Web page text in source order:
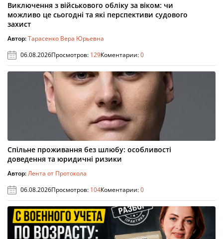
Виключення з військового обліку за віком: чи
можливо це сьогодні та які перспективи судового
захист
Автор:Тарасенко Вера Юрьевна
06.08.2026Просмотров: 129Коментарии:0
Спільне проживання без шлюбу: особливості
доведення та юридичні ризики
Автор:Лента от Протокола
06.08.2026Просмотров: 104Коментарии:0